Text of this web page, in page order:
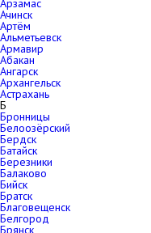
Арзамас
Ачинск
Артём
Альметьевск
Армавир
Абакан
Ангарск
Архангельск
Астрахань
Б
Бронницы
Белоозёрский
Бердск
Батайск
Березники
Балаково
Бийск
Братск
Благовещенск
Белгород
Брянск